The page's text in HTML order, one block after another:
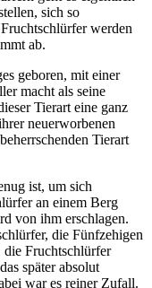
sich so
werden
ab.
geboren, mit einer
macht als seine
Tierart eine ganz
neuerworbenen
Tierart
ist, um sich
an einem Berg
von ihm erschlagen.
die Fünfzehigen
die Fruchtschlürfer
später absolut
war es reiner Zufall.